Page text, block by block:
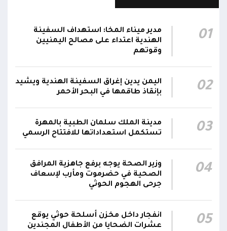
00:28
صالح يشيد بالروح القتالية العالية لكافة منتسبي
الفرقتين الأولى والثالثة وحسن التعامل مع الموقف
وثبات المقاتلين في مواقعهم
00:26
الفريق أول ركن طارق صالح يعزي في اتصالين
هاتفيين قائدي الفرقتين الأولى والثالثة طوارئ في
استشهاد عدد من الأبطال بالهجوم الحوثي الغادر
اللجنة الأمنية بحضرموت تدين هجوم مليشيا
الحوثي على القوات المسلحة وتؤكد استمرار
والاستقرار
23:05
جدد #المكتب_السياسي تمسكه بمواصلة النضال
واستعادة العاصمة صنعاء وإنهاء الانقلاب
01
مدير ميناء المخا: استهداف السفينة
الهندية اعتداء على مصالح اليمنيين
وقوتهم
02
اليمن يدين إغراق السفينة الهندية ويشيد
بإنقاذ طاقمها في البحر الأحمر
03
مدينة الملك سلمان الطبية بالمهرة
تستكمل استعداداتها للافتتاح الرسمي
04
وزير الصحة يوجه برفع جاهزية المرافق
الصحية في حضرموت ومأرب لإسعاف
جرحى الهجوم الحوثي
05
انفجار داخل مخزن أسلحة حوثي يوقع
عشرات الضحايا من الأطفال المجندين